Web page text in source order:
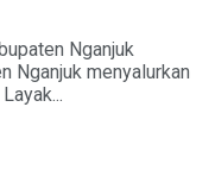
Nganjuk
Nganjuk menyalurkan